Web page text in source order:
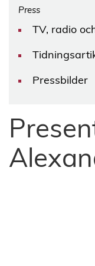
Press
TV, radio
Pressbilder